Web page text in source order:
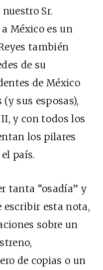
Sr.
México es un
también
de su
de México
sus esposas),
y con todos los
los pilares
país.
tanta “osadía” y
escribir esta nota,
sobre un
de copias o un